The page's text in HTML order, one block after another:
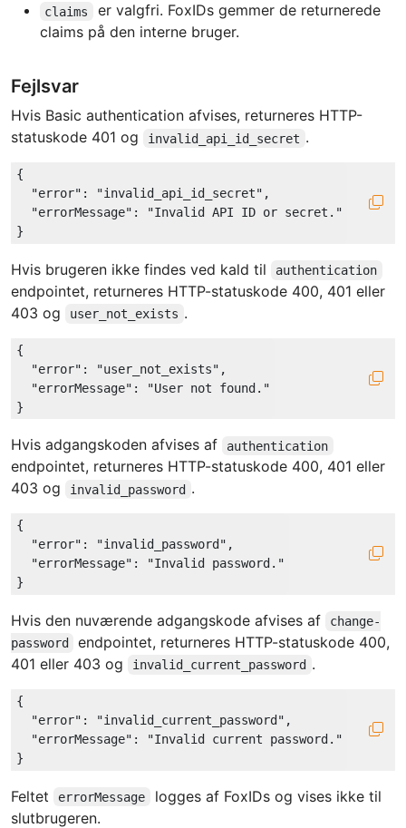
claims
er valgfri. FoxIDs gemmer de returnerede
claims på den interne bruger.
Fejlsvar
Hvis Basic authentication afvises, returneres HTTP-
statuskode 401 og
invalid_api_id_secret .
{
"error" : "invalid_api_id_secret" ,
"errorMessage" :
"Invalid API ID or secret."
Hvis brugeren ikke findes ved kald til authentication
endpointet, returneres HTTP-statuskode 400, 401 eller
403 og
user_not_exists .
{
"error" : "user_not_exists" ,
"errorMessage" :
"User not found."
Hvis adgangskoden afvises af authentication
endpointet, returneres HTTP-statuskode 400, 401 eller
403 og
invalid_password .
{
"error" : "invalid_password" ,
"errorMessage" :
"Invalid password."
Hvis den nuværende adgangskode afvises af
change-
password
endpointet, returneres HTTP-statuskode 400,
401 eller 403 og
invalid_current_password .
{
"error" : "invalid_current_password" ,
"errorMessage" :
"Invalid current password."
Feltet errorMessage
logges af FoxIDs og vises ikke til
slutbrugeren.